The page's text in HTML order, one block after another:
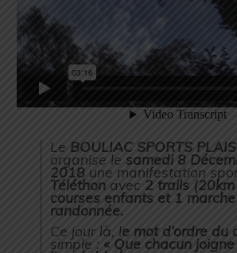
Le BOULIAC SPORTS
organise le samedi 8
2018 une manifestation
Téléthon avec 2 trails
courses enfants et 1
randonnée.
Ce jour là, le mot d’ordre du
simple : « Que chacun joigne